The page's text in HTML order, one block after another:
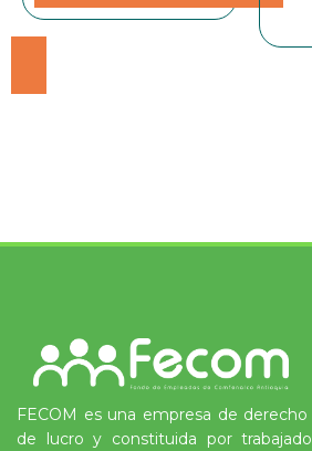
FECOM es una empresa de
de lucro y constituida por